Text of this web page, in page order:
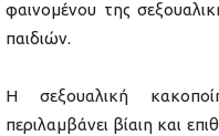
φαινομένου της
παιδιών.
Η σεξουαλική
περιλαμβάνει βίαιη και